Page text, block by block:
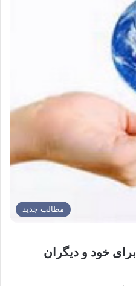
مطالب جدید
خود و دیگران